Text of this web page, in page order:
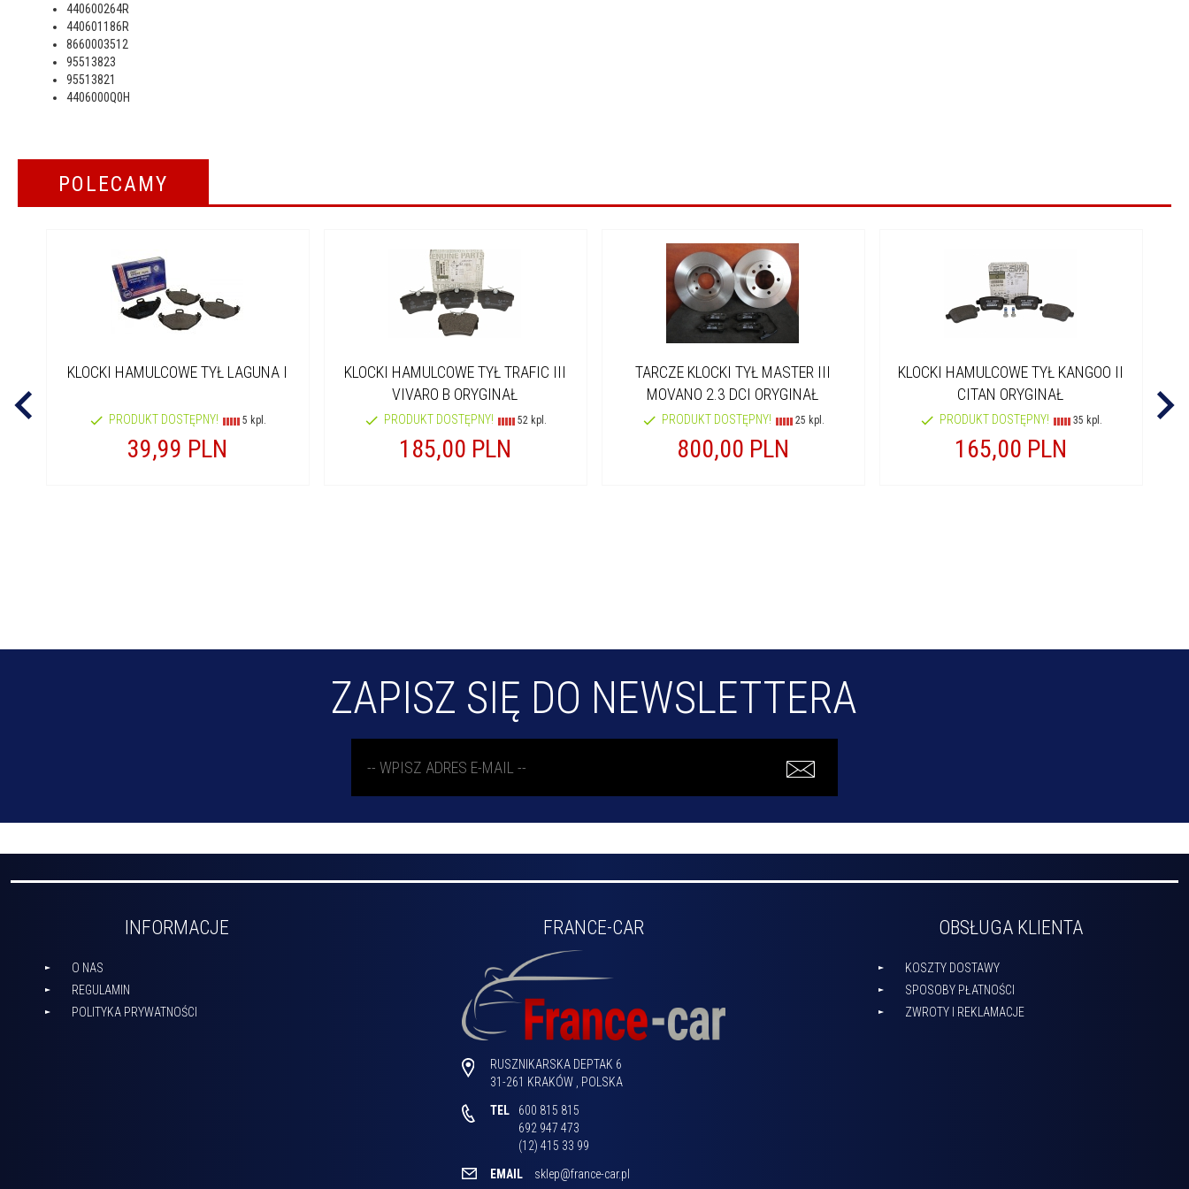
440600264R
440601186R
8660003512
95513823
95513821
4406000Q0H
POLECAMY
KLOCKI HAMULCOWE TYŁ LAGUNA I
PRODUKT DOSTĘPNY! 5 kpl.
39,99 PLN
KLOCKI HAMULCOWE TYŁ TRAFIC III
VIVARO B ORYGINAŁ
PRODUKT DOSTĘPNY! 52 kpl.
185,00 PLN
TARCZE KLOCKI TYŁ MASTER III
MOVANO 2.3 DCI ORYGINAŁ
PRODUKT DOSTĘPNY! 25 kpl.
800,00 PLN
KLOCKI HAMULCOWE TYŁ KANGOO II
CITAN ORYGINAŁ
PRODUKT DOSTĘPNY! 35 kpl.
165,00 PLN
ZAPISZ SIĘ DO NEWSLETTERA
INFORMACJE
O NAS
REGULAMIN
POLITYKA PRYWATNOŚCI
FRANCE-CAR
RUSZNIKARSKA DEPTAK 6
31-261 KRAKÓW , POLSKA
TEL
600 815 815
692 947 473
(12) 415 33 99
EMAIL
sklep@france-car.pl
OBSŁUGA KLIENTA
KOSZTY DOSTAWY
SPOSOBY PŁATNOŚCI
ZWROTY I REKLAMACJE